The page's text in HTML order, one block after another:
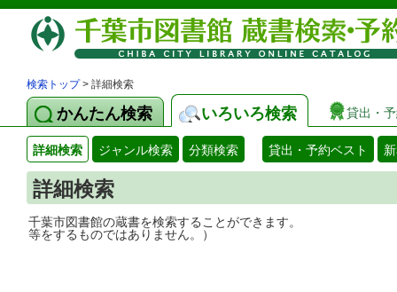
検索トップ> 詳細検索
かんたん検索 いろいろ検索 貸出・
詳細検索 ジャンル検索 分類検索 貸出・予約ベスト
詳細検索
千葉市図書館の蔵書を検索することがで
等をするものではありません。）